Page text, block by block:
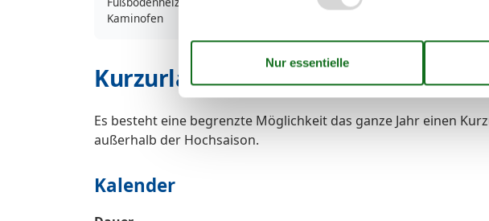
Kaminofen
Kurzurlaub
Es besteht eine begrenzte Möglichkeit das ganze Jahr einen
außerhalb der Hochsaison.
Kalender